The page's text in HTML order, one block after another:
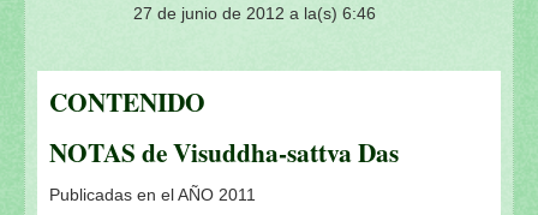
27 de junio de 2012 a la(s) 6:46
CONTENIDO
NOTAS de Visuddha-sattva Das
Publicadas en el AÑO 2011